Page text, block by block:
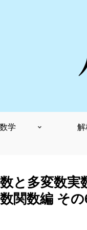
学 解
と多変数
関数編 その